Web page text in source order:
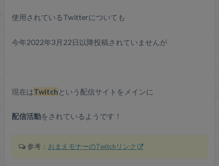
使用されているTwitterについても
今年2022年3月22日以降投稿されていませんが
現在はTwitchという配信サイトをメインに
配信活動をされているようです！
参考： おまえモナーのTwitchリンク